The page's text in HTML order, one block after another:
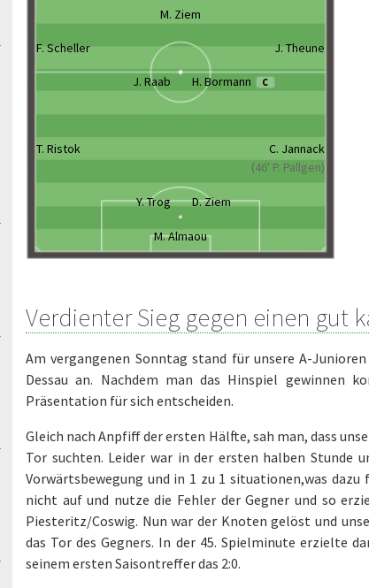
M. Ziem
F. Scheller J. Theune
J. Raab H. Bormann C
T. Ristok
C. Jannack
(46' P. Pallgen)
Y. Trog D. Ziem
M. Almaou
Verdienter Sieg gegen einen gut
Am vergangenen Sonntag stand für unsere A-
Dessau an. Nachdem man das Hinspiel gewinnen
Präsentation für sich entscheiden.
Gleich nach Anpfiff der ersten Hälfte, sah man, dass
Tor suchten. Leider war in der ersten halben Stunde
Vorwärtsbewegung und in 1 zu 1 situationen,was
nicht auf und nutze die Fehler der Gegner und so
Piesteritz/Coswig. Nun war der Knoten gelöst und
das Tor des Gegners. In der 45. Spielminute erzielte
seinem ersten Saisontreffer das 2:0.